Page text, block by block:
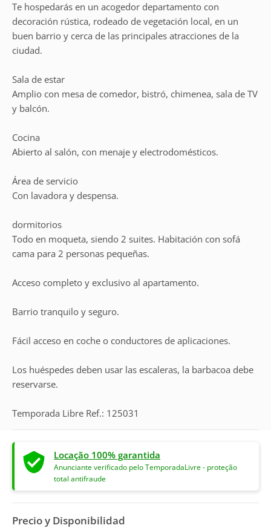
Te hospedarás en un acogedor departamento con
decoración rústica, rodeado de vegetación local, en un
buen barrio y cerca de las principales atracciones de la
ciudad.
Sala de estar
Amplio con mesa de comedor, bistró, chimenea, sala de TV
y balcón.
Cocina
Abierto al salón, con menaje y electrodomésticos.
Área de servicio
Con lavadora y despensa.
dormitorios
Todo en moqueta, siendo 2 suites. Habitación con sofá
cama para 2 personas pequeñas.
Acceso completo y exclusivo al apartamento.
Barrio tranquilo y seguro.
Fácil acceso en coche o conductores de aplicaciones.
Los huéspedes deben usar las escaleras, la barbacoa debe
reservarse.
Temporada Libre Ref.: 125031
Locação 100% garantida
Anunciante verificado pelo TemporadaLivre - proteção
total antifraude
Precio y Disponibilidad